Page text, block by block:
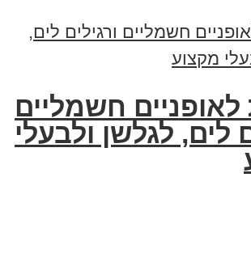
לאופניים חשמליים
לים, לגלשן ולבעלי